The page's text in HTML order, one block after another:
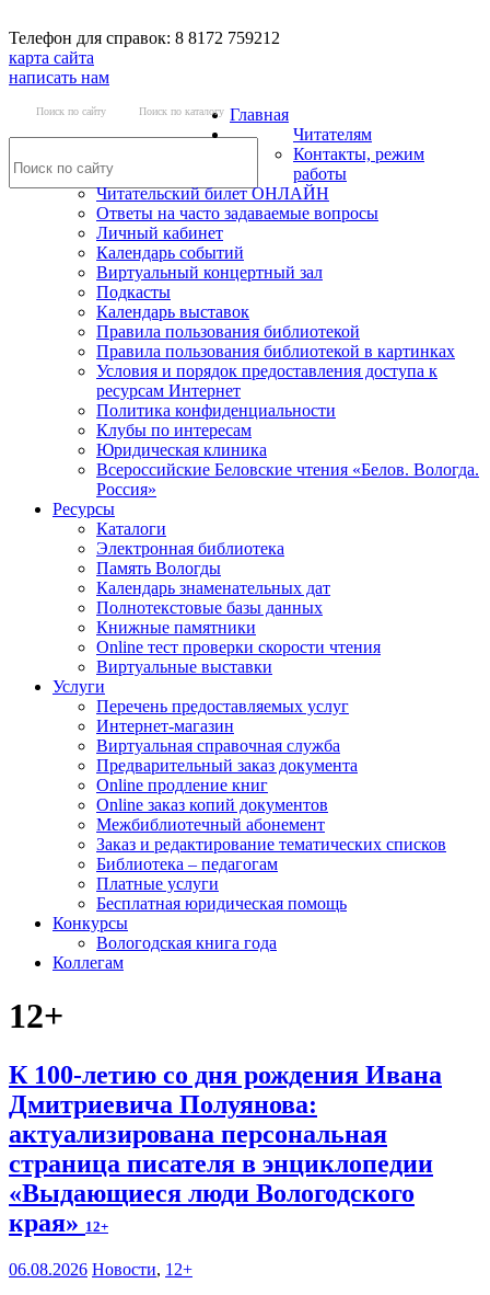
Телефон для справок: 8 8172 759212
карта сайта
написать нам
Поиск по сайту Поиск по каталогу Главная
Читателям
Контакты, режим
работы
Читательский билет ОНЛАЙН
Ответы на часто задаваемые вопросы
Личный кабинет
Календарь событий
Виртуальный концертный зал
Подкасты
Календарь выставок
Правила пользования библиотекой
Правила пользования библиотекой в картинках
Условия и порядок предоставления доступа к
ресурсам Интернет
Политика конфиденциальности
Клубы по интересам
Юридическая клиника
Всероссийские Беловские чтения «Белов. Вологда.
Россия»
Ресурсы
Каталоги
Электронная библиотека
Память Вологды
Календарь знаменательных дат
Полнотекстовые базы данных
Книжные памятники
Online тест проверки скорости чтения
Виртуальные выставки
Услуги
Перечень предоставляемых услуг
Интернет-магазин
Виртуальная справочная служба
Предварительный заказ документа
Online продление книг
Online заказ копий документов
Межбиблиотечный абонемент
Заказ и редактирование тематических списков
Библиотека – педагогам
Платные услуги
Бесплатная юридическая помощь
Конкурсы
Вологодская книга года
Коллегам
12+
К 100-летию со дня рождения Ивана
Дмитриевича Полуянова:
актуализирована персональная
страница писателя в энциклопедии
«Выдающиеся люди Вологодского
края» 12+
06.08.2026 Новости, 12+